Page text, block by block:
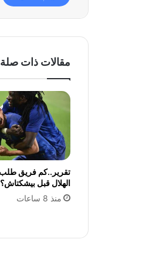
مقالات ذات صلة
تقرير..كم فريق طلب
الهلال قبل بيشكتاش؟
منذ 8 ساعات